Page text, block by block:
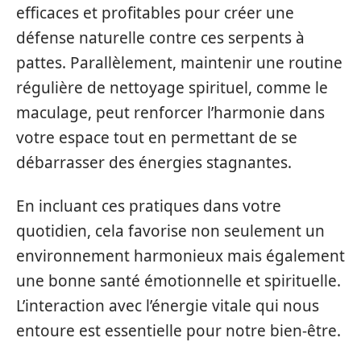
efficaces et profitables pour créer une
défense naturelle contre ces serpents à
pattes. Parallèlement, maintenir une routine
régulière de nettoyage spirituel, comme le
maculage, peut renforcer l’harmonie dans
votre espace tout en permettant de se
débarrasser des énergies stagnantes.
En incluant ces pratiques dans votre
quotidien, cela favorise non seulement un
environnement harmonieux mais également
une bonne santé émotionnelle et spirituelle.
L’interaction avec l’énergie vitale qui nous
entoure est essentielle pour notre bien-être.